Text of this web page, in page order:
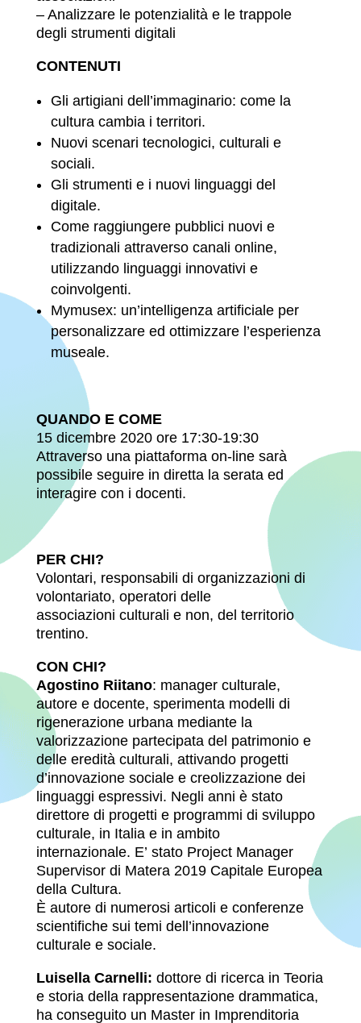
– Analizzare le potenzialità e le trappole
degli strumenti digitali
CONTENUTI
Gli artigiani dell’immaginario: come la
cultura cambia i territori.
Nuovi scenari tecnologici, culturali e
sociali.
Gli strumenti e i nuovi linguaggi del
digitale.
Come raggiungere pubblici nuovi e
tradizionali attraverso canali online,
utilizzando linguaggi innovativi e
coinvolgenti.
Mymusex: un’intelligenza artificiale per
personalizzare ed ottimizzare l’esperienza
museale.
QUANDO E COME
15 dicembre 2020 ore 17:30-19:30
Attraverso una piattaforma on-line sarà
possibile seguire in diretta la serata ed
interagire con i docenti.
PER CHI?
Volontari, responsabili di organizzazioni di
volontariato, operatori delle
associazioni culturali e non, del territorio
trentino.
CON CHI?
Agostino Riitano: manager culturale,
autore e docente, sperimenta modelli di
rigenerazione urbana mediante la
valorizzazione partecipata del patrimonio e
delle eredità culturali, attivando progetti
d’innovazione sociale e creolizzazione dei
linguaggi espressivi. Negli anni è stato
direttore di progetti e programmi di sviluppo
culturale, in Italia e in ambito
internazionale. E’ stato Project Manager
Supervisor di Matera 2019 Capitale Europea
della Cultura.
È autore di numerosi articoli e conferenze
scientifiche sui temi dell’innovazione
culturale e sociale.
Luisella Carnelli: dottore di ricerca in Teoria
e storia della rappresentazione drammatica,
ha conseguito un Master in Imprenditoria